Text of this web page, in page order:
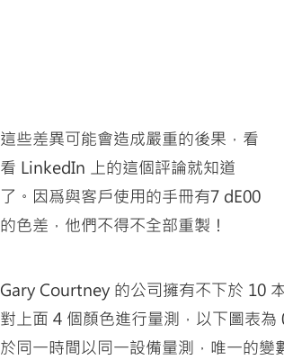
這些差異可能會造成嚴重的後果，看
看 LinkedIn 上的這個評論就知道
了。因爲與客戶使用的手冊有7 dE00
的色差，他們不得不全部重製！
Gary Courtney 的公司擁有不下於 10
對上面 4 個顏色進行量測，以下圖表
於同一時間以同一設備量測，唯一的變